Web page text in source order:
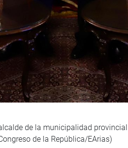
de la municipalidad
de la República/EArias)